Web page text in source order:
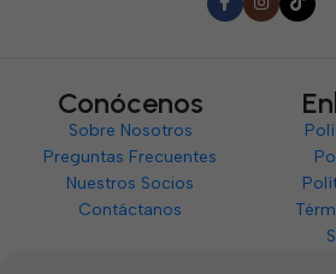
Conócenos
Sobre Nosotros
Preguntas Frecuentes
Nuestros Socios
Contáctanos